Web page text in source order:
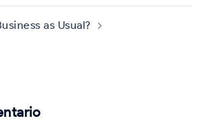
as Usual?